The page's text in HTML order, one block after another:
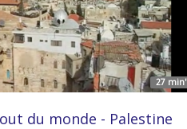
27 min'
du monde - Palestine